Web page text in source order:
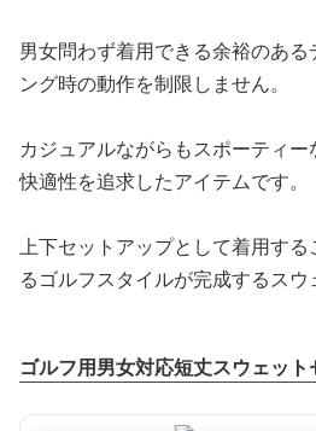
男女問わず着用できる余裕のあ
ング時の動作を制限しません。
カジュアルながらもスポーティ
快適性を追求したアイテムです。
上下セットアップとして着用す
るゴルフスタイルが完成するスウ
ゴルフ用男女対応短丈スウェット